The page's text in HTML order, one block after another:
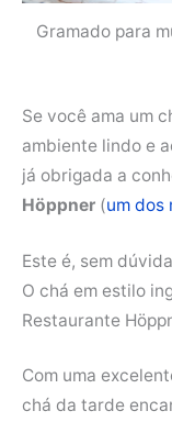
Gramado para
Se você ama um
ambiente lindo e
já obrigada a
Höppner (um dos
Este é, sem
O chá em estilo
Restaurante
Com uma
chá da tarde